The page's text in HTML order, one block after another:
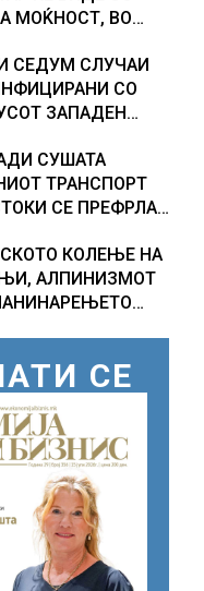
триаголници со
МОЌНОСТ, ВО
ЕВРА
СЕДУМ СЛУЧАИ
СО
ЗАПАДЕН
состојба
СУШАТА
ТРАНСПОРТ
СЕ ПРЕФРЛА
со итни
овозможува
да возат и
КОЛЕЊЕ НА
АЛПИНИЗМОТ
НА
СЕ